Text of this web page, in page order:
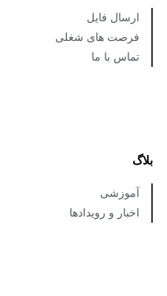
ارسال فایل
فرصت های شغلی
تماس با ما
بلاگ
آموزشی
اخبار و رویدادها